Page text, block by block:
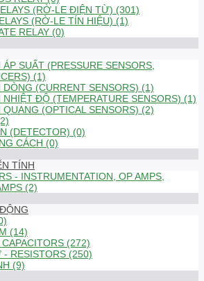
(RỜ-LE ĐIỆN TỪ) (301)
(RỜ-LE TÍN HIỆU) (1)
RELAY (0)
SUẤT (PRESSURE SENSORS,
(1)
DÒNG (CURRENT SENSORS) (1)
NHIỆT ĐỘ (TEMPERATURE SENSORS) (1)
QUANG (OPTICAL SENSORS) (2)
(DETECTOR) (0)
CÁCH (0)
TÍNH
- INSTRUMENTATION, OP AMPS,
(2)
(14)
(272)
RESISTORS (250)
(9)